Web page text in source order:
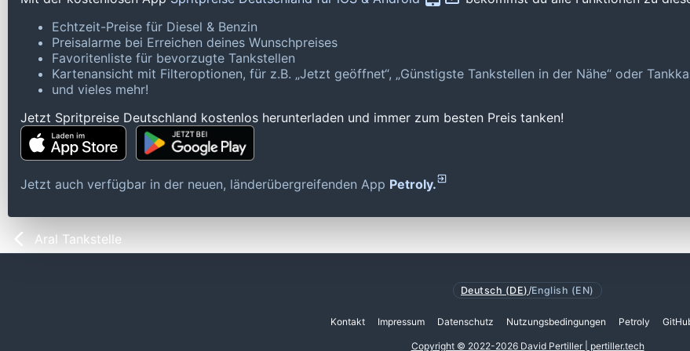
Echtzeit-Preise für Diesel & Benzin
Preisalarme bei Erreichen deines Wunschpreises
Favoritenliste für bevorzugte Tankstellen
Kartenansicht mit Filteroptionen, für z.B. „Jetzt geöffnet“, „Günstigste Tankstellen in der Nähe“ oder
und vieles mehr!
Jetzt Spritpreise Deutschland kostenlos herunterladen und immer zum besten Preis tanken!
Jetzt auch verfügbar in der neuen, länderübergreifenden App Petroly.
Aral Tankstelle
Deutsch (DE) /English (EN)
Kontakt Impressum Datenschutz Nutzungsbedingungen Petroly
Copyright © 2022-2026 David Pertiller | pertiller.tech